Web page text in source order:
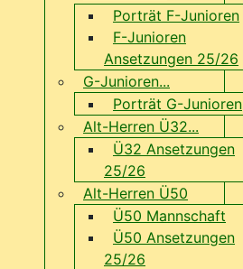
Porträt F-Junioren
F-Junioren
Ansetzungen 25/26
G-Junioren...
Porträt G-Junioren
Alt-Herren Ü32...
Ü32 Ansetzungen
25/26
Alt-Herren Ü50
Ü50 Mannschaft
Ü50 Ansetzungen
25/26